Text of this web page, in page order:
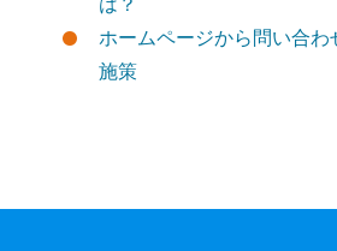
は？
ホームページから問い合わ
施策